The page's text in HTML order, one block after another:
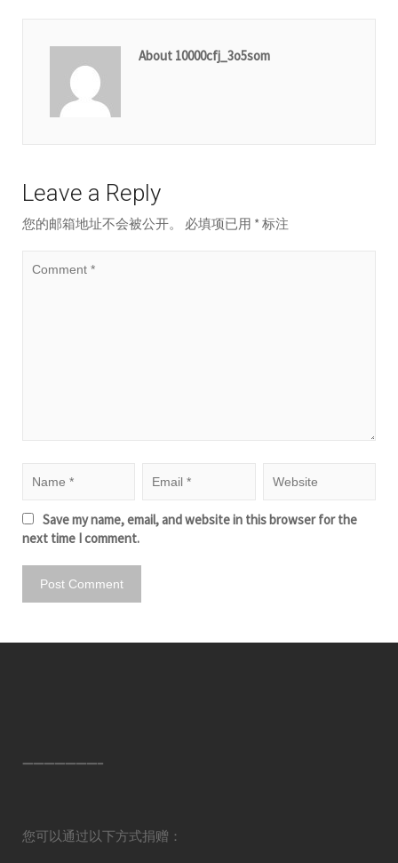
About 10000cfj_3o5som
Leave a Reply
您的邮箱地址不会被公开。 必填项已用 *标注
Save my name, email, and website in this browser for the
next time I comment.
———————–
您可以通过以下方式捐赠：